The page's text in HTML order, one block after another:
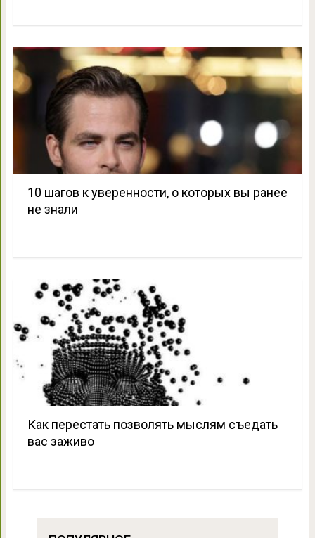
10 шагов к уверенности, о которых вы ранее
не знали
Как перестать позволять мыслям съедать
вас заживо